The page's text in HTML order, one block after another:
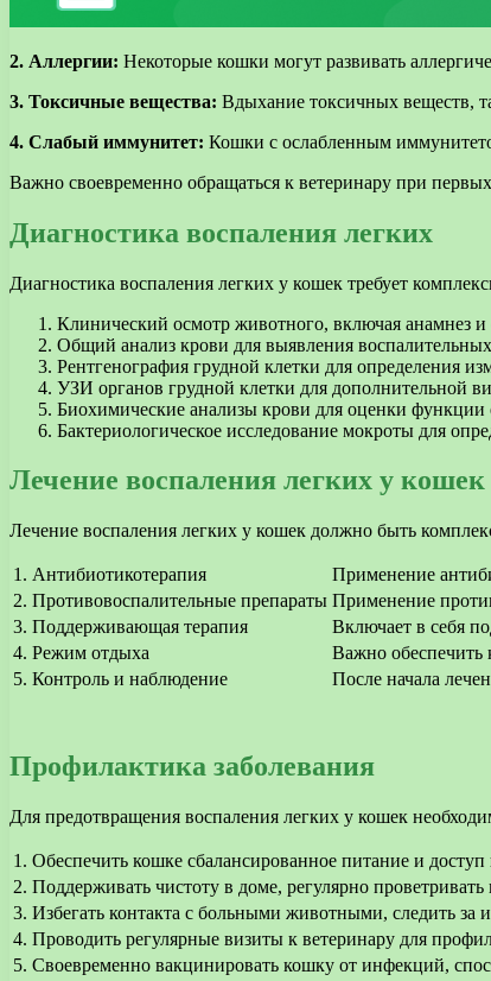
2. Аллергии: Некоторые кошки могут развивать
3. Токсичные вещества: Вдыхание токсичных веществ,
4. Слабый иммунитет: Кошки с ослабленным
Важно своевременно обращаться к ветеринару при
Диагностика воспаления легких
Диагностика воспаления легких у кошек требует
Клинический осмотр животного, включая анамнез и
Общий анализ крови для выявления
Рентгенография грудной клетки для определения
УЗИ органов грудной клетки для дополнительной
Биохимические анализы крови для оценки функции
Бактериологическое исследование мокроты для
Лечение воспаления легких у кошек
Лечение воспаления легких у кошек должно быть
1. Антибиотикотерапия
Применение
2. Противовоспалительные препараты Применение
3. Поддерживающая терапия
Включает в себя
4. Режим отдыха
Важно обеспечить
5. Контроль и наблюдение
После начала
Профилактика заболевания
Для предотвращения воспаления легких у кошек
1. Обеспечить кошке сбалансированное питание и доступ
2. Поддерживать чистоту в доме, регулярно
3. Избегать контакта с больными животными, следить за
4. Проводить регулярные визиты к ветеринару для
5. Своевременно вакцинировать кошку от инфекций,